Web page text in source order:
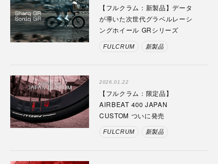
【フルクラム：新製品】データ
が導いた次世代グラベルレーシ
ングホイール GRシリーズ
FULCRUM 新製品
2026.01.22
【フルクラム：限定品】
AIRBEAT 400 JAPAN
CUSTOM ついに発売
FULCRUM 新製品